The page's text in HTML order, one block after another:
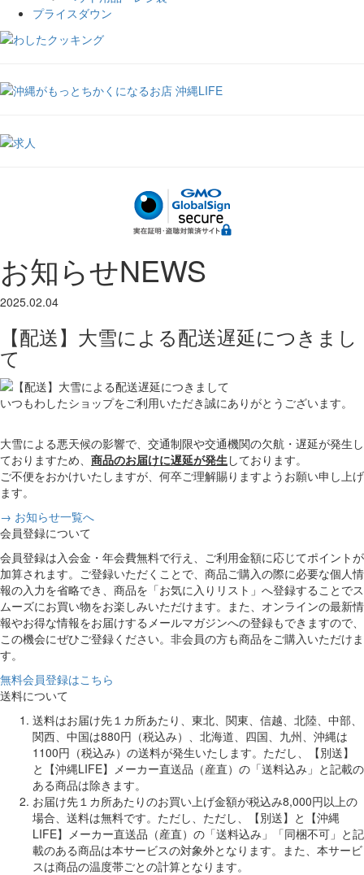
プライスダウン
お知らせNEWS
2025.02.04
【配送】大雪による配送遅延につきまし
て
いつもわしたショップをご利用いただき誠にありがとうございます。
大雪による悪天候の影響で、交通制限や交通機関の欠航・遅延が発生し
ておりますため、 商品のお届けに遅延が発生 しております。
ご不便をおかけいたしますが、何卒ご理解賜りますようお願い申し上げ
ます。
→ お知らせ一覧へ
会員登録について
会員登録は入会金・年会費無料で行え、ご利用金額に応じてポイントが
加算されます。ご登録いただくことで、商品ご購入の際に必要な個人情
報の入力を省略でき、商品を「お気に入りリスト」へ登録することでス
ムーズにお買い物をお楽しみいただけます。また、オンラインの最新情
報やお得な情報をお届けするメールマガジンへの登録もできますので、
この機会にぜひご登録ください。非会員の方も商品をご購入いただけま
す。
無料会員登録はこちら
送料について
送料はお届け先１カ所あたり、東北、関東、信越、北陸、中部、
関西、中国は880円（税込み）、北海道、四国、九州、沖縄は
1100円（税込み）の送料が発生いたします。ただし、【別送】
と【沖縄LIFE】メーカー直送品（産直）の「送料込み」と記載の
ある商品は除きます。
お届け先１カ所あたりのお買い上げ金額が税込み8,000円以上の
場合、送料は無料です。ただし、ただし、【別送】と【沖縄
LIFE】メーカー直送品（産直）の「送料込み」「同梱不可」と記
載のある商品は本サービスの対象外となります。また、本サービ
スは商品の温度帯ごとの計算となります。